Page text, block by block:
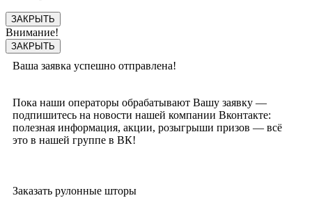
ЗАКРЫТЬ
Внимание!
ЗАКРЫТЬ
Ваша заявка успешно отправлена!
Пока наши операторы обрабатывают Вашу заявку —
подпишитесь на новости нашей компании Вконтакте:
полезная информация, акции, розыгрыши призов — всё
это в нашей группе в ВК!
Заказать рулонные шторы